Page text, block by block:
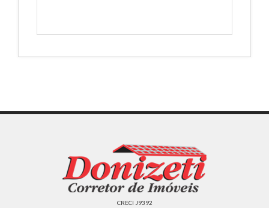
CRECI J9392